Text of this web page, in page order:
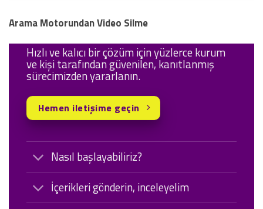
Arama Motorundan Video Silme
Nasıl başlayabiliriz?
İçerikleri gönderin, inceleyelim
Hızlı ve kalıcı bir çözüm için yüzlerce kurum
ve kişi tarafından güvenilen, kanıtlanmış
sürecimizden yararlanın.
Hemen iletişime geçin